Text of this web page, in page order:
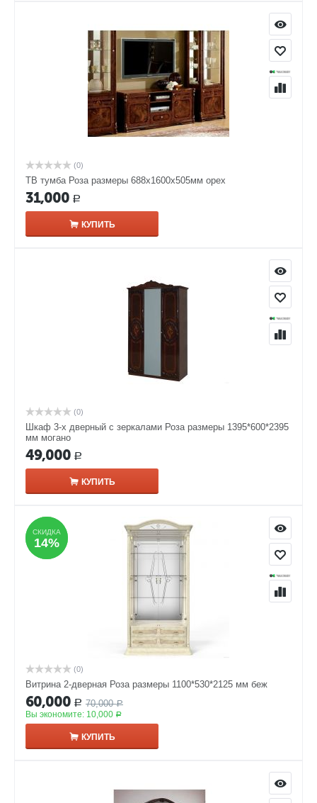
(0)
ТВ тумба Роза размеры 688x1600x505мм орех
31,000 Р
КУПИТЬ
(0)
Шкаф 3-х дверный с зеркалами Роза размеры 1395*600*2395
мм могано
49,000 Р
КУПИТЬ
СКИДКА
14%
СКИДКА
14%
(0)
Витрина 2-дверная Роза размеры 1100*530*2125 мм беж
60,000 Р 70,000 Р
Вы экономите: 10,000 Р
КУПИТЬ